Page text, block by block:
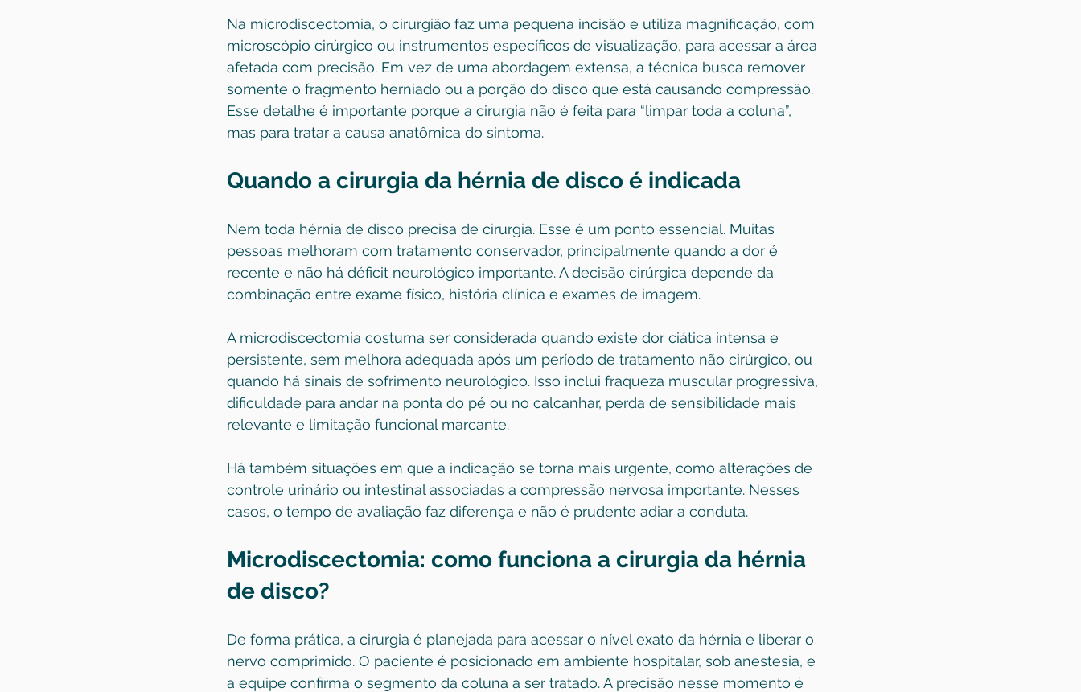
Na microdiscectomia, o cirurgião faz uma pequena incisão e utiliza magnificação, com
microscópio cirúrgico ou instrumentos específicos de visualização, para acessar a área
afetada com precisão. Em vez de uma abordagem extensa, a técnica busca remover
somente o fragmento herniado ou a porção do disco que está causando compressão.
Esse detalhe é importante porque a cirurgia não é feita para “limpar toda a coluna”,
mas para tratar a causa anatômica do sintoma.
Quando a cirurgia da hérnia de disco é indicada
Nem toda hérnia de disco precisa de cirurgia. Esse é um ponto essencial. Muitas
pessoas melhoram com tratamento conservador, principalmente quando a dor é
recente e não há déficit neurológico importante. A decisão cirúrgica depende da
combinação entre exame físico, história clínica e exames de imagem.
A microdiscectomia costuma ser considerada quando existe dor ciática intensa e
persistente, sem melhora adequada após um período de tratamento não cirúrgico, ou
quando há sinais de sofrimento neurológico. Isso inclui fraqueza muscular progressiva,
dificuldade para andar na ponta do pé ou no calcanhar, perda de sensibilidade mais
relevante e limitação funcional marcante.
Há também situações em que a indicação se torna mais urgente, como alterações de
controle urinário ou intestinal associadas a compressão nervosa importante. Nesses
casos, o tempo de avaliação faz diferença e não é prudente adiar a conduta.
Microdiscectomia: como funciona a cirurgia da hérnia
de disco?
De forma prática, a cirurgia é planejada para acessar o nível exato da hérnia e liberar o
nervo comprimido. O paciente é posicionado em ambiente hospitalar, sob anestesia, e
a equipe confirma o segmento da coluna a ser tratado. A precisão nesse momento é